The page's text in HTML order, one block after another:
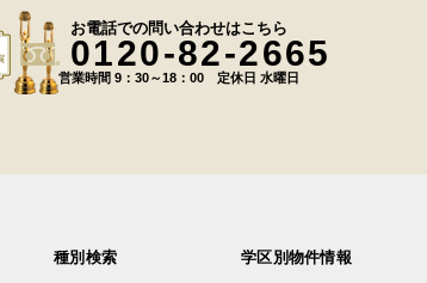
お電話での問い合わせはこちら
0120-82-2665
営業時間 9：30～18：00 定休日 水曜日
種別検索
学区別物件情報